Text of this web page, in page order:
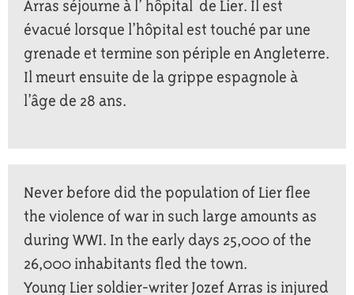
Arras séjourne à l’ hôpital de Lier. Il est
évacué lorsque l’hôpital est touché par une
grenade et termine son périple en Angleterre.
Il meurt ensuite de la grippe espagnole à
l’âge de 28 ans.
Never before did the population of Lier flee
the violence of war in such large amounts as
during WWI. In the early days 25,000 of the
26,000 inhabitants fled the town.
Young Lier soldier-writer Jozef Arras is injured